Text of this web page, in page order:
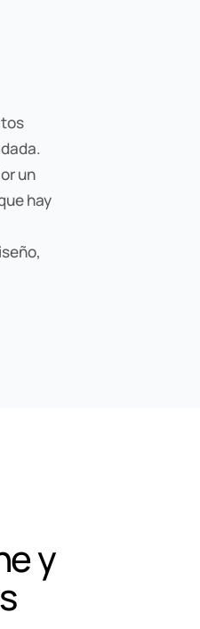
un
hay
y